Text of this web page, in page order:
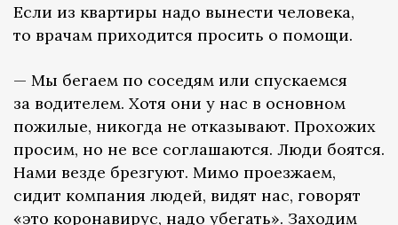
Если из квартиры надо вынести человека,
то врачам приходится просить о помощи.
— Мы бегаем по соседям или спускаемся
за водителем. Хотя они у нас в основном
пожилые, никогда не отказывают. Прохожих
просим, но не все соглашаются. Люди боятся.
Нами везде брезгуют. Мимо проезжаем,
сидит компания людей, видят нас, говорят
«это коронавирус, надо убегать». Заходим